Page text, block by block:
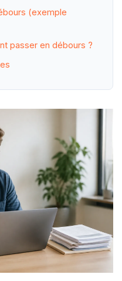
(exemple
passer en débours ?